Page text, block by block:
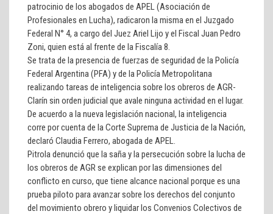
patrocinio de los abogados de APEL (Asociación de
Profesionales en Lucha), radicaron la misma en el Juzgado
Federal N° 4, a cargo del Juez Ariel Lijo y el Fiscal Juan Pedro
Zoni, quien está al frente de la Fiscalía 8.
Se trata de la presencia de fuerzas de seguridad de la Policía
Federal Argentina (PFA) y de la Policía Metropolitana
realizando tareas de inteligencia sobre los obreros de AGR-
Clarín sin orden judicial que avale ninguna actividad en el lugar.
De acuerdo a la nueva legislación nacional, la inteligencia
corre por cuenta de la Corte Suprema de Justicia de la Nación,
declaró Claudia Ferrero, abogada de APEL.
Pitrola denunció que la saña y la persecución sobre la lucha de
los obreros de AGR se explican por las dimensiones del
conflicto en curso, que tiene alcance nacional porque es una
prueba piloto para avanzar sobre los derechos del conjunto
del movimiento obrero y liquidar los Convenios Colectivos de